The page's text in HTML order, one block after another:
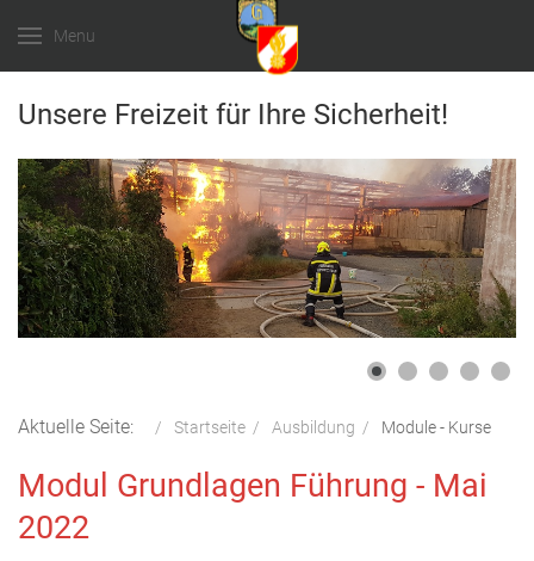
Menu
Unsere Freizeit für Ihre Sicherheit!
Aktuelle Seite: Startseite Ausbildung Module - Kurse
Modul Grundlagen Führung - Mai
2022